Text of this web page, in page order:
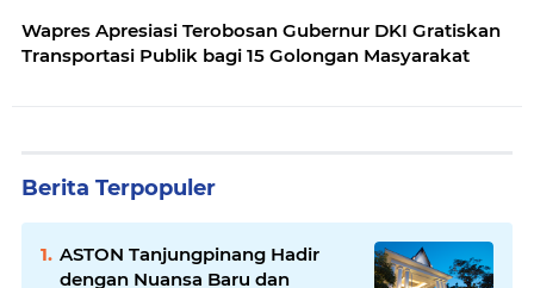
Wapres Apresiasi Terobosan Gubernur DKI Gratiskan
Transportasi Publik bagi 15 Golongan Masyarakat
Berita Terpopuler
ASTON Tanjungpinang Hadir
dengan Nuansa Baru dan